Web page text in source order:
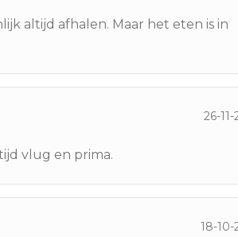
altijd afhalen. Maar het eten is in
26-
vlug en prima.
18-10-